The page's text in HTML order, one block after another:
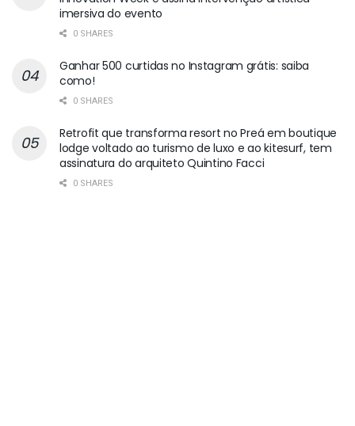
imersiva do evento
0 SHARES
Ganhar 500 curtidas no Instagram grátis: saiba
como!
0 SHARES
Retrofit que transforma resort no Preá em boutique
lodge voltado ao turismo de luxo e ao kitesurf, tem
assinatura do arquiteto Quintino Facci
0 SHARES